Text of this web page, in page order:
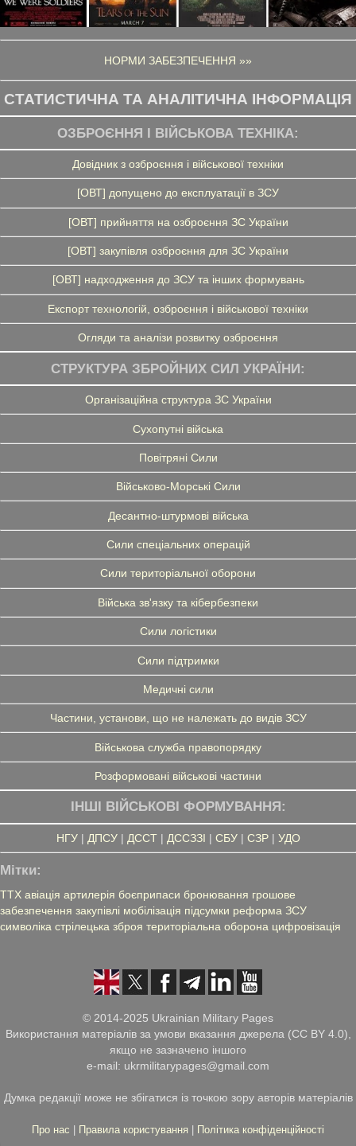
НОРМИ ЗАБЕЗПЕЧЕННЯ »»
СТАТИСТИЧНА ТА АНАЛІТИЧНА ІНФОРМАЦІЯ
ОЗБРОЄННЯ І ВІЙСЬКОВА ТЕХНІКА:
Довідник з озброєння і військової техніки
[ОВТ] допущено до експлуатації в ЗСУ
[ОВТ] прийняття на озброєння ЗС України
[ОВТ] закупівля озброєння для ЗС України
[ОВТ] надходження до ЗСУ та інших формувань
Експорт технологій, озброєння і військової техніки
Огляди та аналізи розвитку озброєння
СТРУКТУРА ЗБРОЙНИХ СИЛ УКРАЇНИ:
Організаційна структура ЗС України
Сухопутні війська
Повітряні Сили
Військово-Морські Сили
Десантно-штурмові війська
Сили спеціальних операцій
Сили територіальної оборони
Війська зв'язку та кібербезпеки
Сили логістики
Сили підтримки
Медичні сили
Частини, установи, що не належать до видів ЗСУ
Військова служба правопорядку
Розформовані військові частини
ІНШІ ВІЙСЬКОВІ ФОРМУВАННЯ:
НГУ| ДПСУ| ДССТ| ДССЗЗІ | СБУ| СЗР| УДО
Мітки:
ТТХ авіація артилерія боєприпаси бронювання грошове
забезпечення закупівлі мобілізація підсумки реформа ЗСУ
символіка стрілецька зброя територіальна оборона цифровізація
© 2014-2025 Ukrainian Military Pages
Використання матеріалів за умови вказання джерела (CC BY 4.0),
якщо не зазначено іншого
e-mail: ukrmilitarypages@gmail.com
Думка редакції може не збігатися із точкою зору авторів матеріалів
Про нас Правила користування Політика конфіденційності